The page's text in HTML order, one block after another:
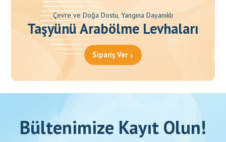
Çevre ve Doğa Dostu, Yangına Dayanıklı
Taşyünü Arabölme Levhaları
Sipariş Ver
Bültenimize Kayıt Olun!